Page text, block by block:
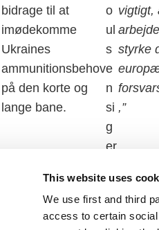
This website uses
We use first and third
access to certain
bidrage til at
imødekomme
Ukraines
ammunitionsbehov
på den korte og
lange bane.
o
ul
s
e
n
si
g
er
vigtigt,
styrke
,”